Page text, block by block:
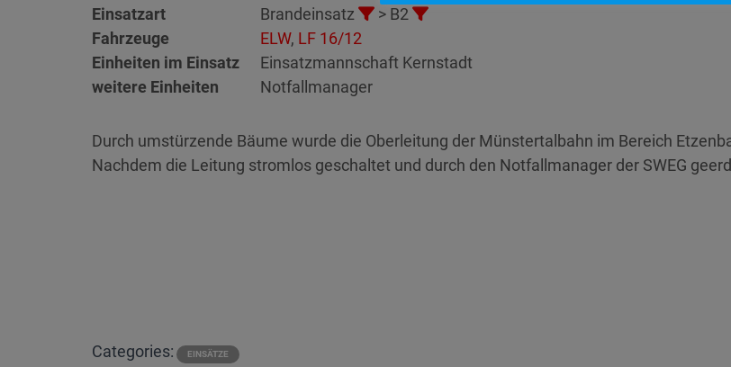
Einsatzart
Brandeinsatz
> B2
Fahrzeuge
ELW, LF 16/12
Einheiten im Einsatz
Einsatzmannschaft Kernstadt
weitere Einheiten
Notfallmanager
Durch umstürzende Bäume wurde die Oberleitung der Münstertalbahn im Bereich
Nachdem die Leitung stromlos geschaltet und durch den Notfallmanager der SWEG
Categories: EINSÄTZE